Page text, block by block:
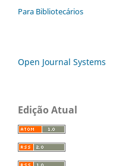
Para Bibliotecários
Open Journal Systems
Edição Atual